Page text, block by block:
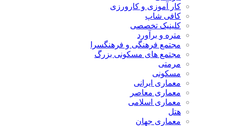
کار آموزی و کارورزی
کافی شاپ
کلینیک تخصصی
متره و برآورد
مجتمع فرهنگی و فرهنگسرا
مجتمع های مسکونی بزرگ
مرمتی
مسکونی
معماری ایرانی
معماری معاصر
معماری اسلامی
هتل
معماری جهان